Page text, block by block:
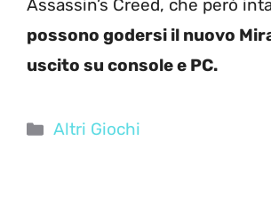
Assassin’s Creed, che però
possono godersi il nuovo
uscito su console e PC.
Categorie
Altri Giochi